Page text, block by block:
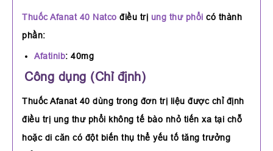
Thuốc Afanat 40 Natco điều trị ung thư phổi có thành
phần:
Afatinib: 40mg
Công dụng (Chỉ định)
Thuốc Afanat 40 dùng trong đơn trị liệu được chỉ định
điều trị ung thư phổi không tế bào nhỏ tiến xa tại chỗ
hoặc di căn có đột biến thụ thể yếu tố tăng trưởng